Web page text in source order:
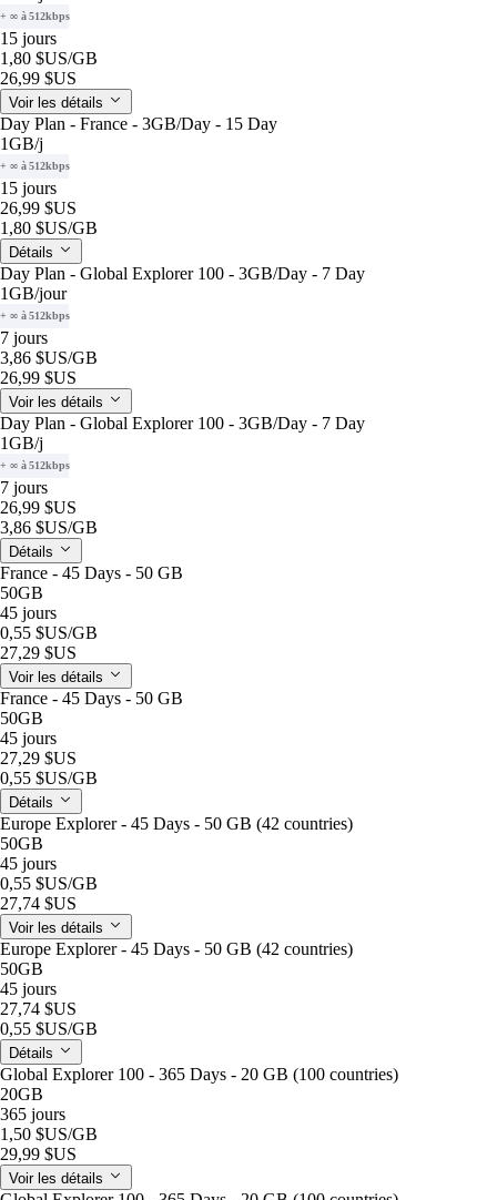
+ ∞ à 512kbps
15 jours
1,80 $US/GB
26,99 $US
Voir les détails
Day Plan - France - 3GB/Day - 15 Day
1GB/j
+ ∞ à 512kbps
15 jours
26,99 $US
1,80 $US/GB
Détails
Day Plan - Global Explorer 100 - 3GB/Day - 7 Day
1GB/jour
+ ∞ à 512kbps
7 jours
3,86 $US/GB
26,99 $US
Voir les détails
Day Plan - Global Explorer 100 - 3GB/Day - 7 Day
1GB/j
+ ∞ à 512kbps
7 jours
26,99 $US
3,86 $US/GB
Détails
France - 45 Days - 50 GB
50GB
45 jours
0,55 $US/GB
27,29 $US
Voir les détails
France - 45 Days - 50 GB
50GB
45 jours
27,29 $US
0,55 $US/GB
Détails
Europe Explorer - 45 Days - 50 GB (42 countries)
50GB
45 jours
0,55 $US/GB
27,74 $US
Voir les détails
Europe Explorer - 45 Days - 50 GB (42 countries)
50GB
45 jours
27,74 $US
0,55 $US/GB
Détails
Global Explorer 100 - 365 Days - 20 GB (100 countries)
20GB
365 jours
1,50 $US/GB
29,99 $US
Voir les détails